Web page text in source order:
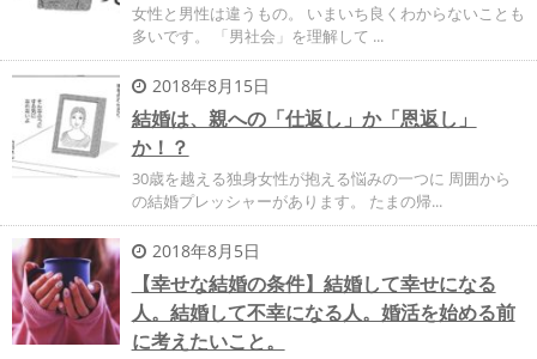
女性と男性は違うもの。 いまいち良くわからないことも
多いです。 「男社会」を理解して ...
2018年8月15日
結婚は、親への「仕返し」か「恩返し」
か！？
30歳を越える独身女性が抱える悩みの一つに 周囲から
の結婚プレッシャーがあります。 たまの帰...
2018年8月5日
【幸せな結婚の条件】結婚して幸せになる
人。結婚して不幸になる人。婚活を始める前
に考えたいこと。